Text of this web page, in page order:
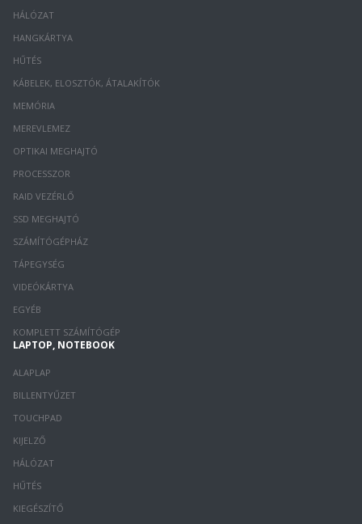
HÁLÓZAT
HANGKÁRTYA
HŰTÉS
KÁBELEK, ELOSZTÓK, ÁTALAKÍTÓK
MEMÓRIA
MEREVLEMEZ
OPTIKAI MEGHAJTÓ
PROCESSZOR
RAID VEZÉRLŐ
SSD MEGHAJTÓ
SZÁMÍTÓGÉPHÁZ
TÁPEGYSÉG
VIDEÓKÁRTYA
EGYÉB
KOMPLETT SZÁMÍTÓGÉP
LAPTOP, NOTEBOOK
ALAPLAP
BILLENTYŰZET
TOUCHPAD
KIJELZŐ
HÁLÓZAT
HŰTÉS
KIEGÉSZÍTŐ